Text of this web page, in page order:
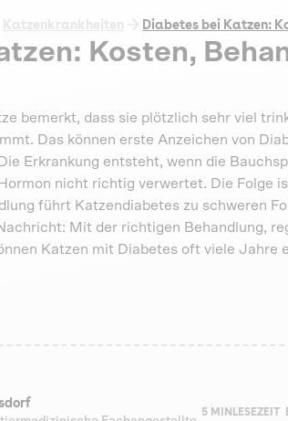
Katzenkrankheiten Diabetes bei Katzen:
Kosten,
bemerkt, dass sie plötzlich sehr viel
Das können erste Anzeichen von
Erkrankung entsteht, wenn die
nicht richtig verwertet. Die Folge
führt Katzendiabetes zu schweren
Mit der richtigen Behandlung,
Katzen mit Diabetes oft viele Jahre
5 MIN LESEZEIT